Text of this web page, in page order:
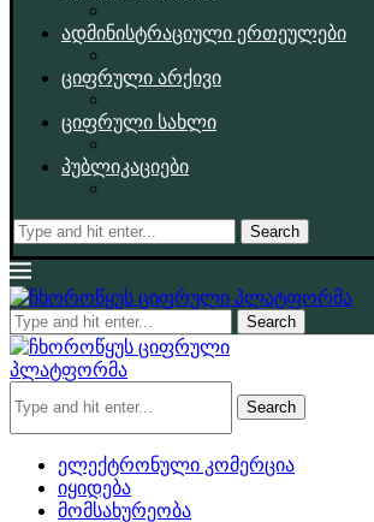
ადმინისტრაციული ერთეულები
ციფრული არქივი
ციფრული სახლი
პუბლიკაციები
Search
Search
Search
ელექტრონული კომერცია
იყიდება
მომსახურეობა